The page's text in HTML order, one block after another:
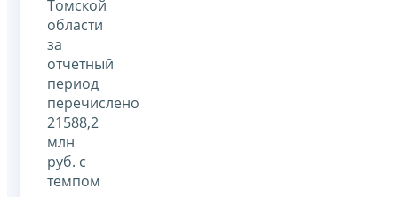
Томской
области
за
отчетный
период
перечислено
21588,2
млн
руб. с
темпом